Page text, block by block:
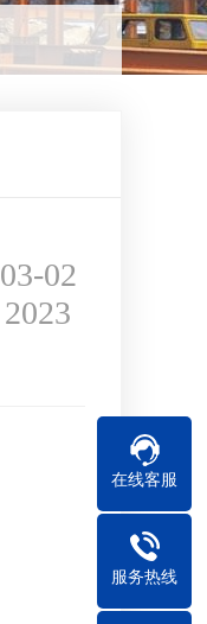
03-02
2023
在线客服
服务热线